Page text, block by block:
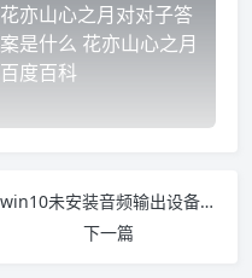
花亦山心之月对对子答
案是什么 花亦山心之月
百度百科
win10未安装音频输出设备红叉怎么解决 win10小喇叭红叉叉未安装音频输出设备
下一篇